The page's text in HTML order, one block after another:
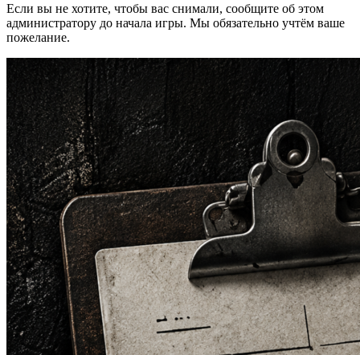
Если вы не хотите, чтобы вас снимали, сообщите об этом
администратору до начала игры. Мы обязательно учтём ваше
пожелание.